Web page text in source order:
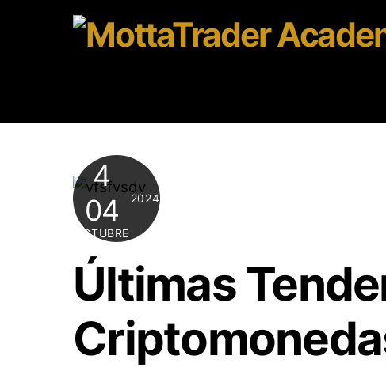
4
04
OCTUBRE
2024
Últimas